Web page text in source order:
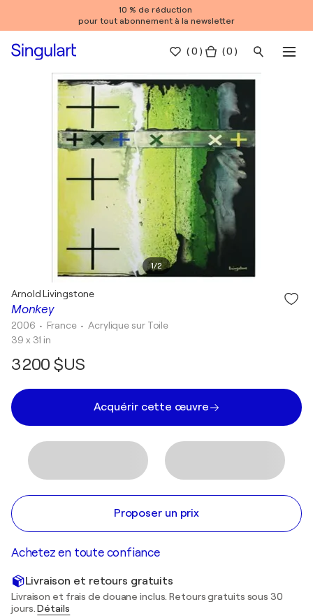
10 % de réduction
pour tout abonnement à la newsletter
(0 ) ( 0 )
1/2
Monkey
Arnold Livingstone
2006 • France •Acrylique sur Toile
39 x 31 in
3 200 $US
Acquérir cette œuvre
Proposer un prix
Achetez en toute confiance
Livraison et retours gratuits
Livraison et frais de douane inclus. Retours gratuits sous 30
jours.Détails